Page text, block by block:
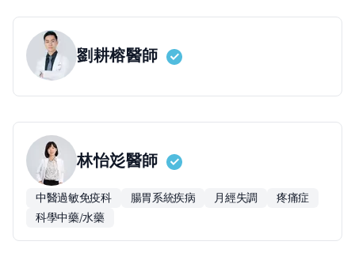
劉耕榕醫師
林怡彣醫師
中醫過敏免疫科 腸胃系統疾病 月經失調
疼痛症
科學中藥/水藥